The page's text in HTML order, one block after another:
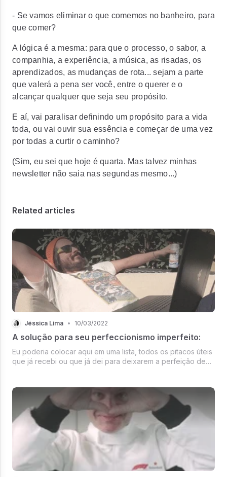
- Se vamos eliminar o que comemos no banheiro, para
que comer?
A lógica é a mesma: para que o processo, o sabor, a
companhia, a experiência, a música, as risadas, os
aprendizados, as mudanças de rota... sejam a parte
que valerá a pena ser você, entre o querer e o
alcançar qualquer que seja seu propósito.
E aí, vai paralisar definindo um propósito para a vida
toda, ou vai ouvir sua essência e começar de uma vez
por todas a curtir o caminho?
(Sim, eu sei que hoje é quarta. Mas talvez minhas
newsletter não saia nas segundas mesmo...)
Related articles
Jéssica Lima • 10/03/2022
A solução para seu perfeccionismo imperfeito:
Eu poderia colocar aqui em uma lista, todos os pitacos úteis
que já recebi ou que já dei para deixarem a perfeição de
conselho...